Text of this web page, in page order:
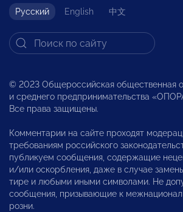
Русский English 中文
© 2023 Общероссийская общественная
и среднего предпринимательства
Все права защищены.
Комментарии на сайте проходят
требованиям российского
публикуем сообщения, содержащие
и/или оскорбления, даже в случае
тире и любыми иными символами. Не
сообщения, призывающие к
розни.